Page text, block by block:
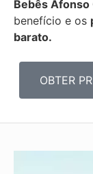
Bebês Afonso
benefício e os
barato.
OBTER